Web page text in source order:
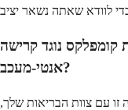
קומפלקס נוגד קרישה
אנטי-מעכב?
זו עם צוות הבריאות שלך,